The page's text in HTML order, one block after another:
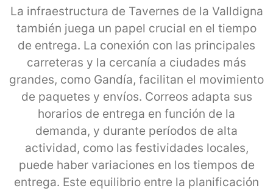
La infraestructura de Tavernes de la Valldigna
también juega un papel crucial en el tiempo
de entrega. La conexión con las principales
carreteras y la cercanía a ciudades más
grandes, como Gandía, facilitan el movimiento
de paquetes y envíos. Correos adapta sus
horarios de entrega en función de la
demanda, y durante períodos de alta
actividad, como las festividades locales,
puede haber variaciones en los tiempos de
entrega. Este equilibrio entre la planificación